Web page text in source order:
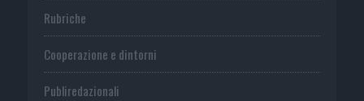
Rubriche
Cooperazione e dintorni
Publiredazionali